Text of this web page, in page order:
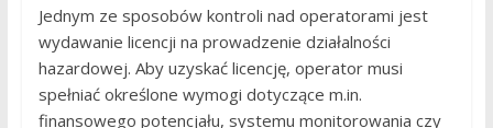
Jednym ze sposobów kontroli nad operatorami jest
wydawanie licencji na prowadzenie działalności
hazardowej. Aby uzyskać licencję, operator musi
spełniać określone wymogi dotyczące m.in.
finansowego potencjału, systemu monitorowania czy